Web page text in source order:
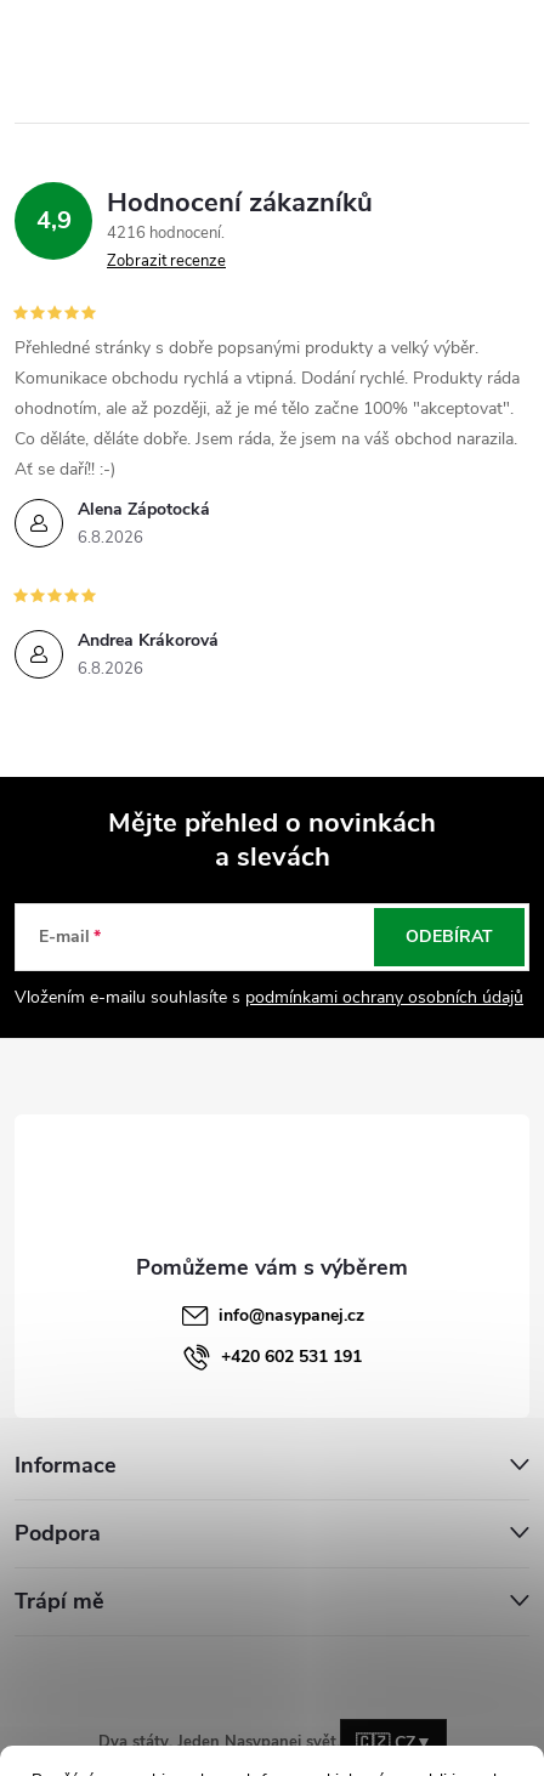
4,9 Hodnocení zákazníků
4216 hodnocení
Zobrazit recenze
Alena Zápotocká
6.8.2026
Přehledné stránky s dobře popsanými produkty a velký výběr.
Komunikace obchodu rychlá a vtipná. Dodání rychlé. Produkty ráda
ohodnotím, ale až později, až je mé tělo začne 100% "akceptovat".
Co děláte, děláte dobře. Jsem ráda, že jsem na váš obchod narazila.
Ať se daří!! :-)
Andrea Krákorová
6.8.2026
p
a
Mějte přehled o novinkách
a slevách
E-mail
Vložením e-mailu souhlasíte s podmínkami ochrany osobních údajů
ODEBÍRAT
Informace
Podpora
Trápí mě
info@nasypanej.cz
+420 602 531 191
Dva státy. Jeden Nasypanej svět. 🇨🇿 CZ▼